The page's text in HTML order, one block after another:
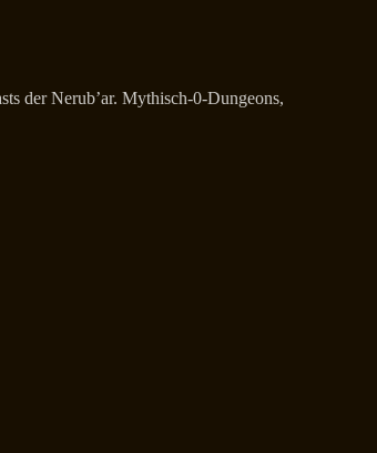
der Nerub’ar. Mythisch-0-Dungeons,